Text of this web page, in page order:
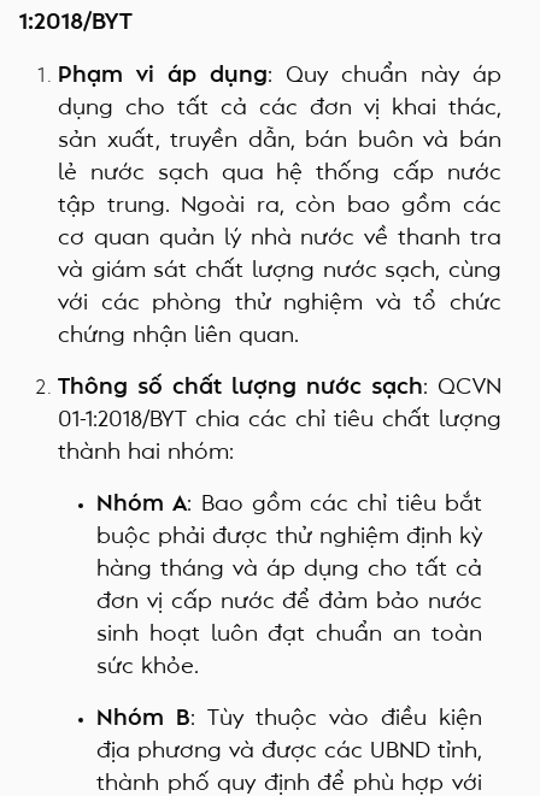
1:2018/BYT
Phạm vi áp dụng: Quy chuẩn này áp
dụng cho tất cả các đơn vị khai thác,
sản xuất, truyền dẫn, bán buôn và bán
lẻ nước sạch qua hệ thống cấp nước
tập trung. Ngoài ra, còn bao gồm các
cơ quan quản lý nhà nước về thanh tra
và giám sát chất lượng nước sạch, cùng
với các phòng thử nghiệm và tổ chức
chứng nhận liên quan.
Thông số chất lượng nước sạch: QCVN
01-1:2018/BYT chia các chỉ tiêu chất lượng
thành hai nhóm:
Nhóm A: Bao gồm các chỉ tiêu bắt
buộc phải được thử nghiệm định kỳ
hàng tháng và áp dụng cho tất cả
đơn vị cấp nước để đảm bảo nước
sinh hoạt luôn đạt chuẩn an toàn
sức khỏe.
Nhóm B: Tùy thuộc vào điều kiện
địa phương và được các UBND tỉnh,
thành phố quy định để phù hợp với